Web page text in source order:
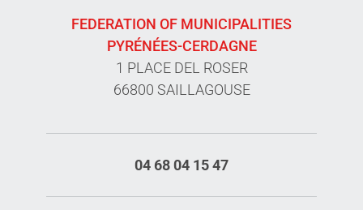
FEDERATION OF MUNICIPALITIES
PYRÉNÉES-CERDAGNE
1 PLACE DEL ROSER
66800 SAILLAGOUSE
04 68 04 15 47